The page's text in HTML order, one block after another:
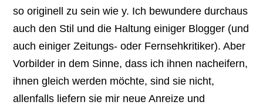
so originell zu sein wie y. Ich bewundere durchaus
auch den Stil und die Haltung einiger Blogger (und
auch einiger Zeitungs- oder Fernsehkritiker). Aber
Vorbilder in dem Sinne, dass ich ihnen nacheifern,
ihnen gleich werden möchte, sind sie nicht,
allenfalls liefern sie mir neue Anreize und